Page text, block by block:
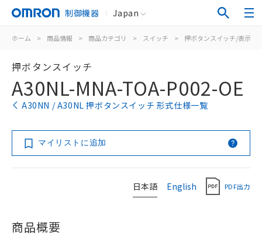
制御機器 Japan
ホーム > 商品情報 > 商品カテゴリ > スイッチ > 押ボタンスイッチ/表示灯
押ボタンスイッチ
A30NL-MNA-TOA-P002-OE
A30NN / A30NL 押ボタンスイッチ 形式仕様一覧
マイリストに追加
日本語 English PDF出力
商品概要